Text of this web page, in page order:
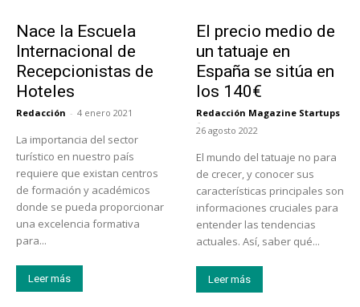
Nace la Escuela
Internacional de
Recepcionistas de
Hoteles
Redacción - 4 enero 2021
La importancia del sector
turístico en nuestro país
requiere que existan centros
de formación y académicos
donde se pueda proporcionar
una excelencia formativa
para...
Leer más
El precio medio de
un tatuaje en
España se sitúa en
los 140€
Redacción Magazine Startups
-
26 agosto 2022
El mundo del tatuaje no para
de crecer, y conocer sus
características principales son
informaciones cruciales para
entender las tendencias
actuales. Así, saber qué...
Leer más